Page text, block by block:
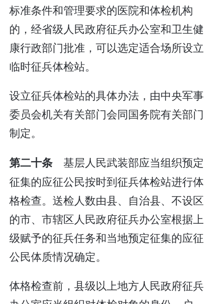
标准条件和管理要求的医院和体检机构
的，经省级人民政府征兵办公室和卫生健
康行政部门批准，可以选定适合场所设立
临时征兵体检站。
设立征兵体检站的具体办法，由中央军事
委员会机关有关部门会同国务院有关部门
制定。
第二十条 基层人民武装部应当组织预定
征集的应征公民按时到征兵体检站进行体
格检查。送检人数由县、自治县、不设区
的市、市辖区人民政府征兵办公室根据上
级赋予的征兵任务和当地预定征集的应征
公民体质情况确定。
体格检查前，县级以上地方人民政府征兵